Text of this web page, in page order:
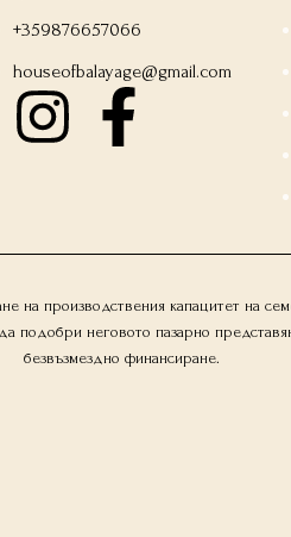
+359876657066
houseofbalayage@gmail.com
на производствения капацитет
неговото пазарно
безвъзмездно финансиране.